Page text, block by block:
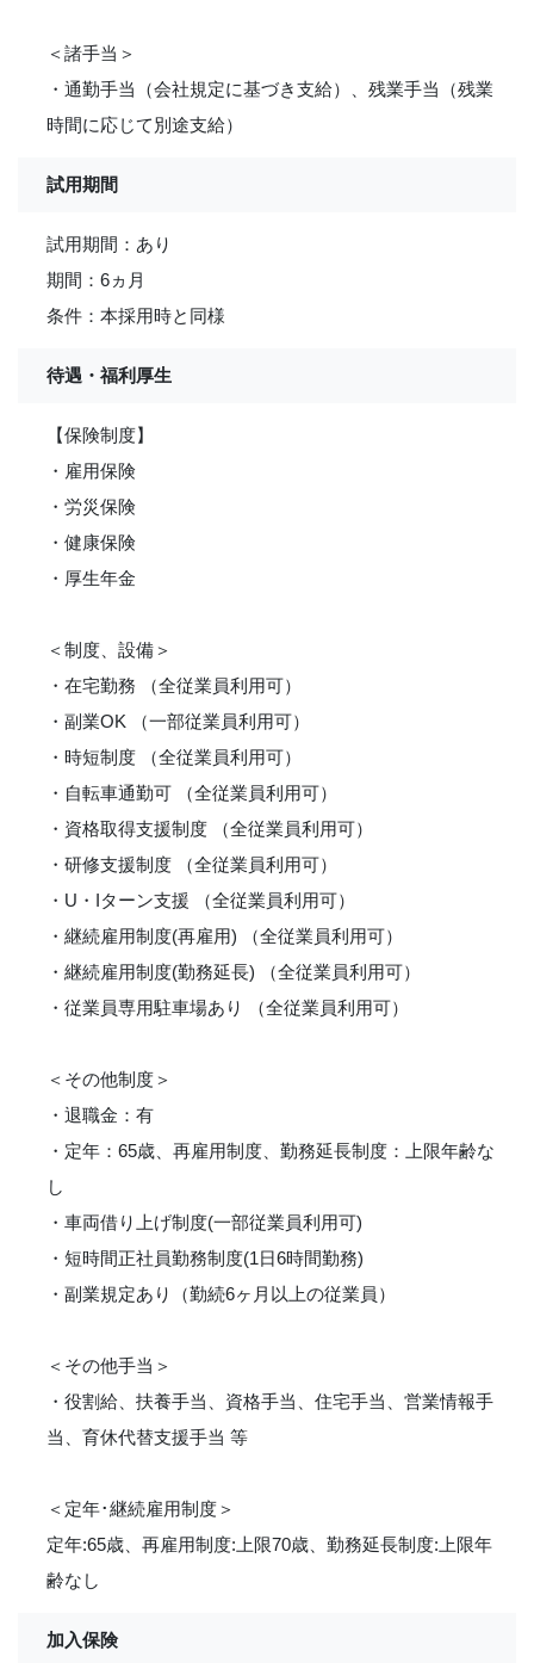
＜諸手当＞
・通勤手当（会社規定に基づき支給）、残業手当（残業
時間に応じて別途支給）
試用期間
試用期間：あり
期間：6ヵ月
条件：本採用時と同様
待遇・福利厚生
【保険制度】
・雇用保険
・労災保険
・健康保険
・厚生年金
＜制度、設備＞
・在宅勤務 （全従業員利用可）
・副業OK （一部従業員利用可）
・時短制度 （全従業員利用可）
・自転車通勤可 （全従業員利用可）
・資格取得支援制度 （全従業員利用可）
・研修支援制度 （全従業員利用可）
・U・Iターン支援 （全従業員利用可）
・継続雇用制度(再雇用) （全従業員利用可）
・継続雇用制度(勤務延長) （全従業員利用可）
・従業員専用駐車場あり （全従業員利用可）
＜その他制度＞
・退職金：有
・定年：65歳、再雇用制度、勤務延長制度：上限年齢な
し
・車両借り上げ制度(一部従業員利用可)
・短時間正社員勤務制度(1日6時間勤務)
・副業規定あり（勤続6ヶ月以上の従業員）
＜その他手当＞
・役割給、扶養手当、資格手当、住宅手当、営業情報手
当、育休代替支援手当 等
＜定年･継続雇用制度＞
定年:65歳、再雇用制度:上限70歳、勤務延長制度:上限年
齢なし
加入保険